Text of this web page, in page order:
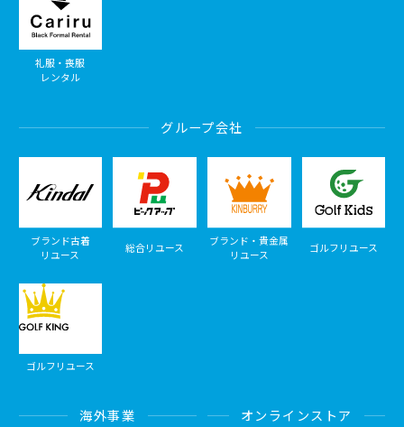
礼服・喪服
レンタル
グループ会社
ブランド古着
リユース
総合リユース
ブランド・貴金属
リユース
ゴルフリユース
ゴルフリユース
海外事業 オンラインストア